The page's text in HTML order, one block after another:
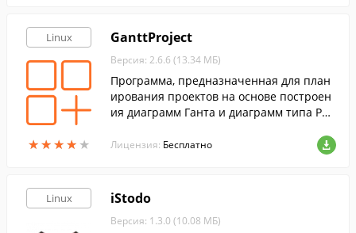
Linux
★★★★ ★
★★★★ ★
GanttProject
Версия: 2.6.6 (13.34 МБ)
Программа, предназначенная для план
ирования проектов на основе построен
ия диаграмм Ганта и диаграмм типа PER
Лицензия: Бесплатно
Linux iStodo
Версия: 1.3.0 (10.08 МБ)